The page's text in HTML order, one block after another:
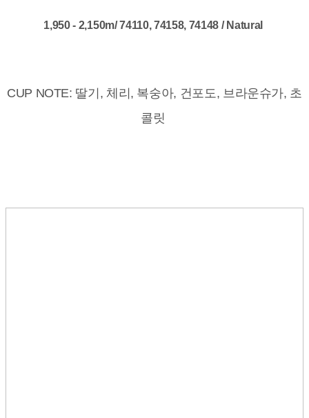
1,950 - 2,150m/ 74110, 74158, 74148 / Natural
CUP NOTE: 딸기, 체리, 복숭아, 건포도, 브라운슈가, 초
콜릿